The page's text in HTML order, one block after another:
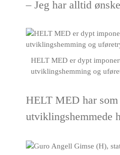
– Jeg har alltid
HELT MED er dypt
utviklingshemming og
HELT MED har
utviklingshemmede